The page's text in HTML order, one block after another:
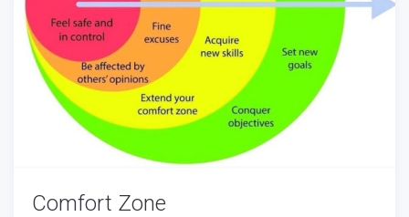
Comfort Zone